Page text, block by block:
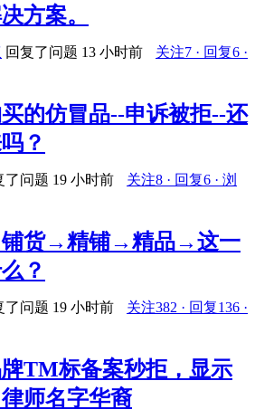
方案。
回复了问题 13 小时前
关注7 · 回复6 ·
的仿冒品--申诉被拒--还
？
了问题 19 小时前
关注8 · 回复6 · 浏
铺货→精铺→精品→这一
？
了问题 19 小时前
关注382 · 回复136 ·
TM标备案秒拒，显示
师名字华裔